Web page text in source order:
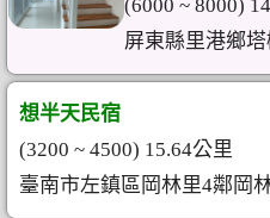
(6000 ~ 8000)
屏東縣里港鄉
想半天民宿
(3200 ~ 4500) 15.64公里
臺南市左鎮區岡林里4鄰岡